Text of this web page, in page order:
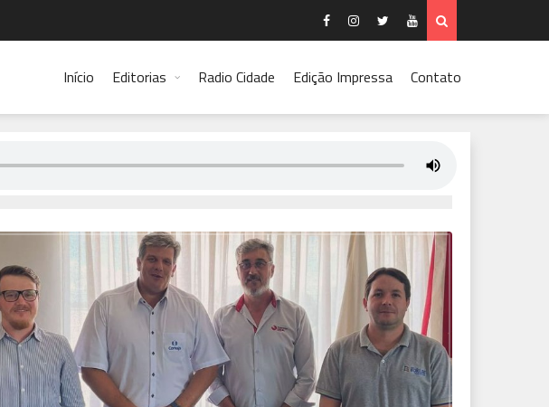
Início Editorias Radio Cidade Edição Impressa Contato